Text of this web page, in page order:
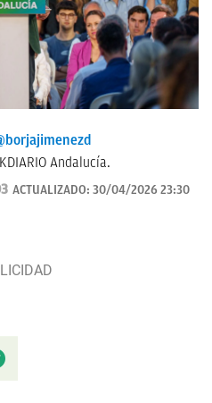
Andalucía.
ACTUALIZADO: 30/04/2026 23:30